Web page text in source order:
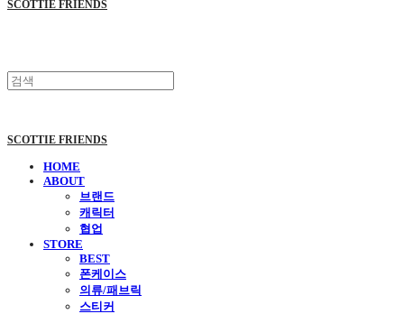
SCOTTIE FRIENDS
SCOTTIE FRIENDS
HOME
ABOUT
브랜드
캐릭터
협업
STORE
BEST
폰케이스
의류/패브릭
스티커